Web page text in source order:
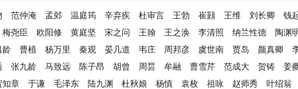
范仲淹 孟郊 温庭筠 辛弃疾 杜审言 王勃 崔颢 王维 刘长卿
钱
梅尧臣 欧阳修 黄庭坚 宋之问 王翰 王之涣 李清照 纳兰性德
陶渊
龄 曹植 杨万里 秦观 晏几道 韦庄 周邦彦 虞世南 贾岛 颜真卿
张九龄 马致远 陈子昂 胡曾 周昙 牟融 曹雪芹 范成大 贺铸
姜
知章 于谦 毛泽东 陆九渊 杜秋娘 杨慎 袁枚 祖咏 赵师秀 叶绍翁